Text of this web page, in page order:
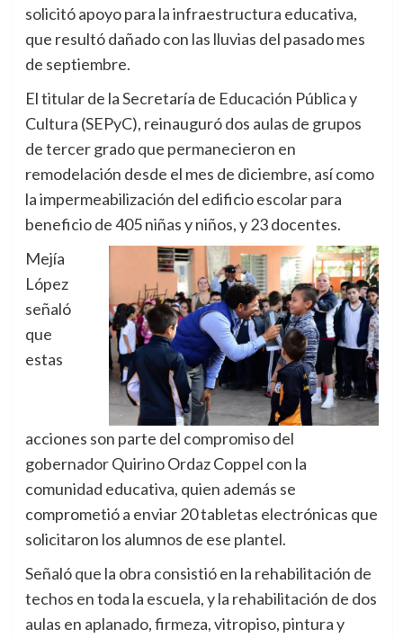
solicitó apoyo para la infraestructura educativa,
que resultó dañado con las lluvias del pasado mes
de septiembre.
El titular de la Secretaría de Educación Pública y
Cultura (SEPyC), reinauguró dos aulas de grupos
de tercer grado que permanecieron en
remodelación desde el mes de diciembre, así como
la impermeabilización del edificio escolar para
beneficio de 405 niñas y niños, y 23 docentes.
Mejía
López
señaló
que
estas
acciones son parte del compromiso del
gobernador Quirino Ordaz Coppel con la
comunidad educativa, quien además se
comprometió a enviar 20 tabletas electrónicas que
solicitaron los alumnos de ese plantel.
Señaló que la obra consistió en la rehabilitación de
techos en toda la escuela, y la rehabilitación de dos
aulas en aplanado, firmeza, vitropiso, pintura y